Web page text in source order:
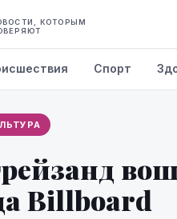
КОТОРЫМ
Спорт
Billboard